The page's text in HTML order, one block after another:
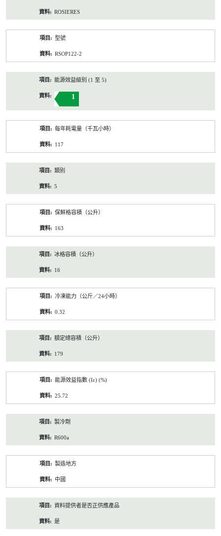
ROSIERES
型號
RSOP122-2
能源效益級別 (1 至 5)
1
每年耗電量（千瓦小時）
117
類別
5
保鮮格容積（公升）
163
冰格容積（公升）
16
冷凍能力（公斤／24小時）
0.32
額定總容積（公升）
179
能源效益指數 (Iε) (%)
25.72
製冷劑
R600a
製造地方
中國
資料提供者是否正供應產品
是